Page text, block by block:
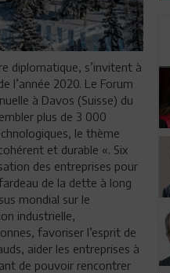
diplomatique, s’invitent à
l’année 2020. Le Forum
à Davos (Suisse) du
plus de 3 000
le thème
et durable «. Six
des entreprises pour
de la dette à long
mondial sur le
industrielle,
favoriser l’esprit de
aider les entreprises à
de pouvoir rencontrer